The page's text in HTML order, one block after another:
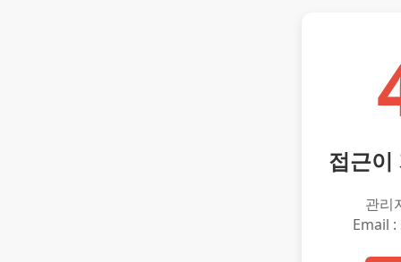
접근이
관리
Email